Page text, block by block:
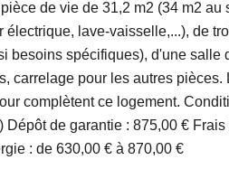
de vie de 31,2 m2 (34 m2 au
lave-vaisselle,...), de
besoins spécifiques), d'une salle
carrelage pour les autres pièces.
complètent ce logement.
de garantie : 875,00 €
: de 630,00 € à 870,00 €